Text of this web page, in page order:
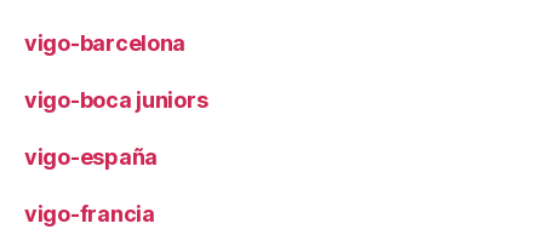
vigo-barcelona
vigo-boca juniors
vigo-españa
vigo-francia